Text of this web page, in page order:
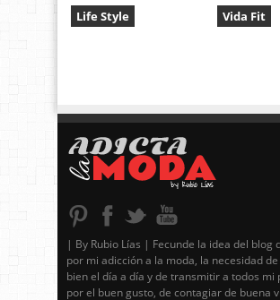
Life Style Vida Fit
| By Rubio Lías | Fecunde la idea del blog
por mi adicción a la moda, la necesidad
bien el día a día y de transmitir a todos mi
por el buen gusto, de contagiar de buena